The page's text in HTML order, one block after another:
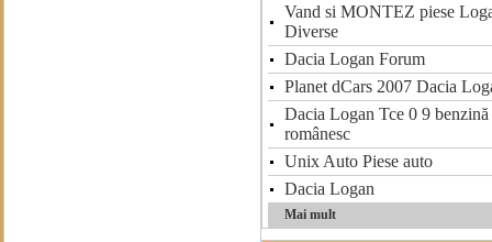
Vand si MONTEZ piese
Diverse
Dacia Logan Forum
Planet dCars 2007 Dacia
Dacia Logan Tce 0 9
românesc
Unix Auto Piese auto
Dacia Logan
Mai mult